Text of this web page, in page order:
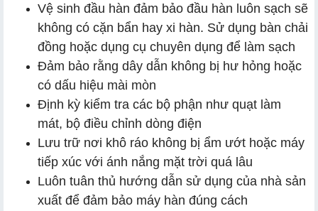
Vệ sinh đầu hàn đảm bảo đầu hàn luôn sạch sẽ
không có cặn bẩn hay xi hàn. Sử dụng bàn chải
đồng hoặc dụng cụ chuyên dụng để làm sạch
Đảm bảo rằng dây dẫn không bị hư hỏng hoặc
có dấu hiệu mài mòn
Định kỳ kiểm tra các bộ phận như quạt làm
mát, bộ điều chỉnh dòng điện
Lưu trữ nơi khô ráo không bị ẩm ướt hoặc máy
tiếp xúc với ánh nắng mặt trời quá lâu
Luôn tuân thủ hướng dẫn sử dụng của nhà sản
xuất để đảm bảo máy hàn đúng cách